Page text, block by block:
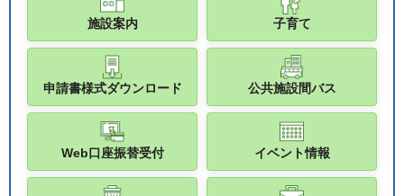
施設案内 子育て
申請書様式ダウンロード 公共施設間バス
Web口座振替受付 イベント情報